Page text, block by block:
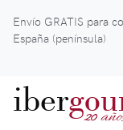
Envío GRATIS para
España (península)
iber 20